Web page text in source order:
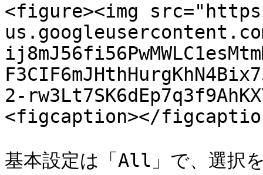
<figure><img
2-
<figcaption></
基本設定は「All」で、選択